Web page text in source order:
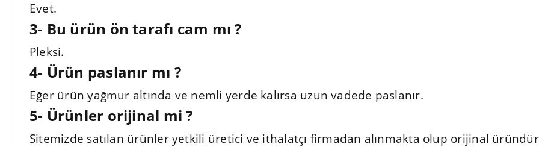
Evet.
3- Bu ürün ön tarafı cam mı ?
Pleksi.
4- Ürün paslanır mı ?
Eğer ürün yağmur altında ve nemli yerde kalırsa uzun vadede paslanır.
5- Ürünler orijinal mi ?
Sitemizde satılan ürünler yetkili üretici ve ithalatçı firmadan alınmakta olup orijinal